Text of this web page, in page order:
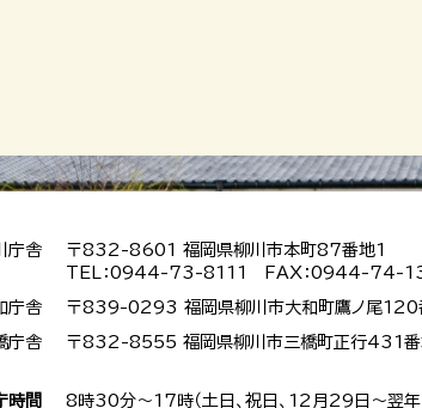
庁舎
〒832-8601 福岡県柳川市本町87番地1
TEL：0944-73-8111 FAX：0944-74-
庁舎 〒839-0293 福岡県柳川市大和町鷹ノ尾120
庁舎 〒832-8555 福岡県柳川市三橋町正行431番
時間 8時30分～17時（土日、祝日、12月29日～翌年